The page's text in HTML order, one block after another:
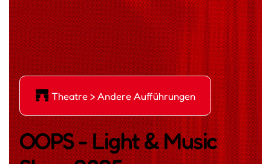
Ė Theatre > Andere Aufführungen
OOPS - Light & Music